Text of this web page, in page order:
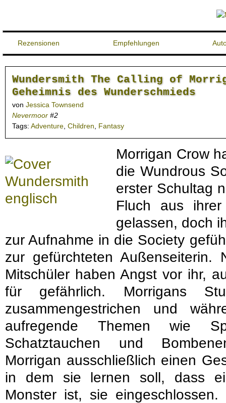
Rezensionen Empfehlungen
Wundersmith The Calling of
Geheimnis des Wunderschmieds
von Jessica Townsend
Nevermoor #2
Tags: Adventure, Children, Fantasy
Morrigan Crow
die Wundrous
erster Schultag
Fluch aus
gelassen, doch
zur Aufnahme in die Society
zur gefürchteten
Mitschüler haben Angst vor ihr,
für gefährlich. Morrigans
zusammengestrichen und
aufregende Themen wie
Schatztauchen und
Morrigan ausschließlich einen
in dem sie lernen soll, dass
Monster ist, sie